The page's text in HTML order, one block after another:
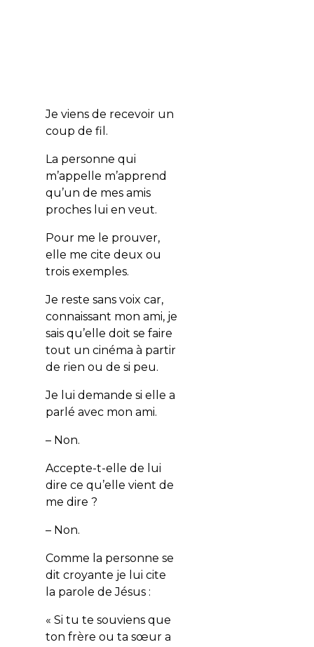
Je viens de recevoir un
coup de fil.
La personne qui
m’appelle m’apprend
qu’un de mes amis
proches lui en veut.
Pour me le prouver,
elle me cite deux ou
trois exemples.
Je reste sans voix car,
connaissant mon ami, je
sais qu’elle doit se faire
tout un cinéma à partir
de rien ou de si peu.
Je lui demande si elle a
parlé avec mon ami.
– Non.
Accepte-t-elle de lui
dire ce qu’elle vient de
me dire ?
– Non.
Comme la personne se
dit croyante je lui cite
la parole de Jésus :
« Si tu te souviens que
ton frère ou ta sœur a